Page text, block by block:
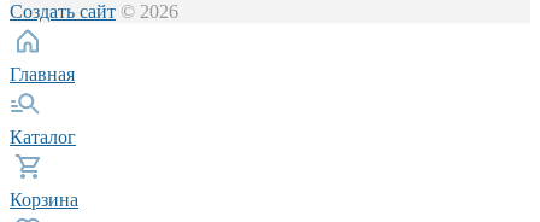
Создать сайт © 2026
Главная
Каталог
Корзина